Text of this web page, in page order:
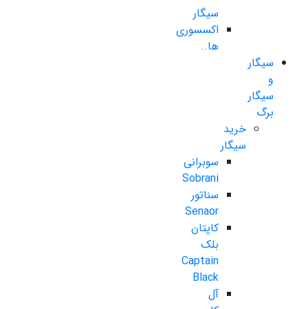
سیگار
اکسسوری
ها..
سیگار
و
سیگار
برگ
خرید
سیگار
سوبرانی
Sobrani
سناتور
Senaor
کاپتان
بلک
Captain
Black
آل